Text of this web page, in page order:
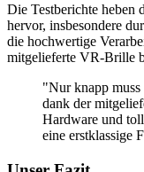
Die Testberichte heben
hervor, insbesondere
die hochwertige
mitgelieferte VR-Brille
"Nur knapp muss
dank der
Hardware und
eine erstklassige